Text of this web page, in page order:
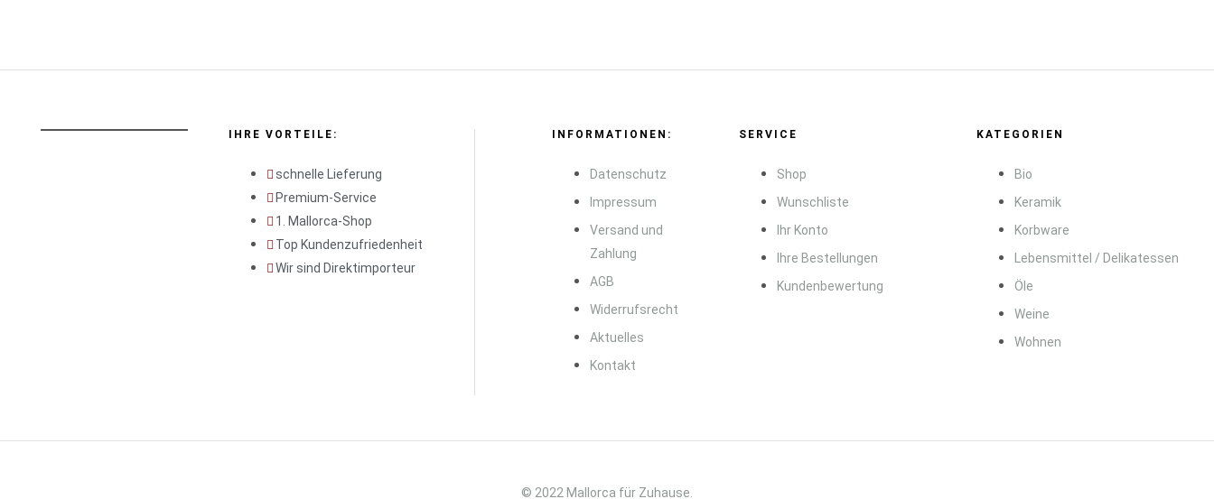
IHRE VORTEILE:
schnelle Lieferung
Premium-Service
1. Mallorca-Shop
Top Kundenzufriedenheit
Wir sind Direktimporteur
INFORMATIONEN:
Datenschutz
Impressum
Versand und
Zahlung
AGB
Widerrufsrecht
Aktuelles
Kontakt
SERVICE
Shop
Wunschliste
Ihr Konto
Ihre Bestellungen
Kundenbewertung
KATEGORIEN
Bio
Keramik
Korbware
Lebensmittel / Delikatessen
Öle
Weine
Wohnen
© 2022 Mallorca für Zuhause.